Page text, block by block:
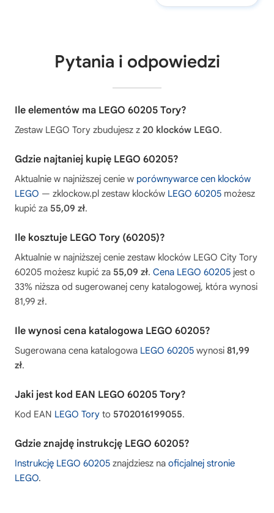
Pytania i odpowiedzi
Ile elementów ma LEGO 60205 Tory?
Zestaw LEGO Tory zbudujesz z 20 klocków LEGO.
Gdzie najtaniej kupię LEGO 60205?
Aktualnie w najniższej cenie w porównywarce cen klocków
LEGO — zklockow.pl zestaw klocków LEGO 60205 możesz
kupić za 55,09 zł.
Ile kosztuje LEGO Tory (60205)?
Aktualnie w najniższej cenie zestaw klocków LEGO City Tory
60205 możesz kupić za 55,09 zł. Cena LEGO 60205 jest o
33% niższa od sugerowanej ceny katalogowej, która wynosi
81,99 zł.
Ile wynosi cena katalogowa LEGO 60205?
Sugerowana cena katalogowa LEGO 60205 wynosi 81,99
zł.
Jaki jest kod EAN LEGO 60205 Tory?
Kod EAN LEGO Tory to 5702016199055.
Gdzie znajdę instrukcję LEGO 60205?
Instrukcję LEGO 60205 znajdziesz na oficjalnej stronie
LEGO.